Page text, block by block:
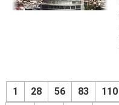
1 28 56 83 110